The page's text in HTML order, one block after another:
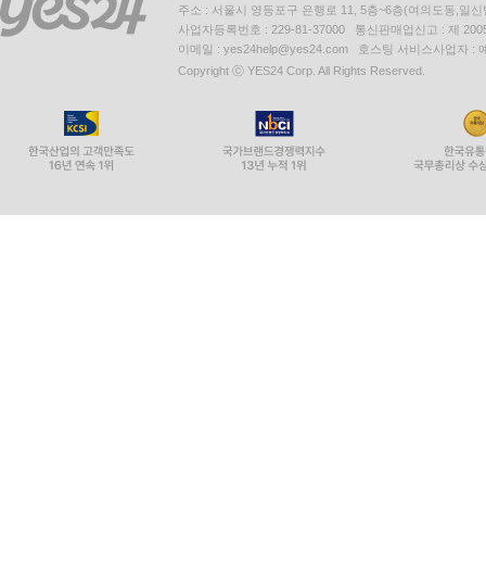
주소 : 서울시 영등포구 은행로 11, 5층~6층(여의도동,일신
사업자등록번호 : 229-81-37000 통신판매업신고 : 제
이메일 : yes24help@yes24.com 호스팅 서비스사업자 :
Copyright ⓒ YES24 Corp. All Rights Reserved.